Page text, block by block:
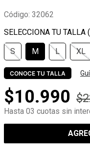
Código: 32062
S M L XL
CONOCE TU TALLA
$10.990 $
Hasta 03 cuotas sin